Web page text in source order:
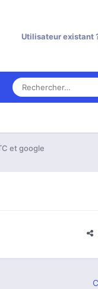
Utilisateur existant
et google